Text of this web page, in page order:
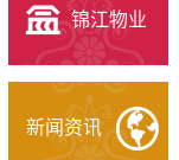
锦江物业
新闻资讯